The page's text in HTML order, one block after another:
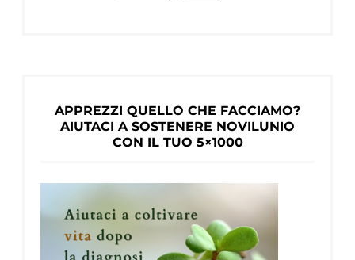
APPREZZI QUELLO CHE FACCIAMO?
AIUTACI A SOSTENERE NOVILUNIO
CON IL TUO 5×1000